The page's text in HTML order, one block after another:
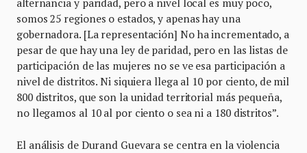
alternancia y paridad, pero a nivel local es muy poco,
somos 25 regiones o estados, y apenas hay una
gobernadora. [La representación] No ha incrementado, a
pesar de que hay una ley de paridad, pero en las listas de
participación de las mujeres no se ve esa participación a
nivel de distritos. Ni siquiera llega al 10 por ciento, de mil
800 distritos, que son la unidad territorial más pequeña,
no llegamos al 10 al por ciento o sea ni a 180 distritos”.
El análisis de Durand Guevara se centra en la violencia